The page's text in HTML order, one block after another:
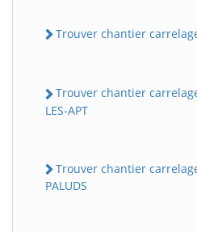
Trouver chantier
Trouver chantier
LES-APT
Trouver chantier
PALUDS